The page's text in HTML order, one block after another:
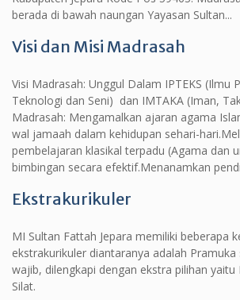
berada di bawah naungan Yayasan Sultan...
Visi dan Misi Madrasah
Visi Madrasah: Unggul Dalam IPTEKS (Ilmu
Teknologi dan Seni) dan IMTAKA (Iman,
Madrasah: Mengamalkan ajaran agama
wal jamaah dalam kehidupan sehari-
pembelajaran klasikal terpadu (Agama dan
bimbingan secara efektif.Menanamkan
Ekstrakurikuler
MI Sultan Fattah Jepara memiliki beberapa
ekstrakurikuler diantaranya adalah Pramuka
wajib, dilengkapi dengan ekstra pilihan yaitu
Silat.